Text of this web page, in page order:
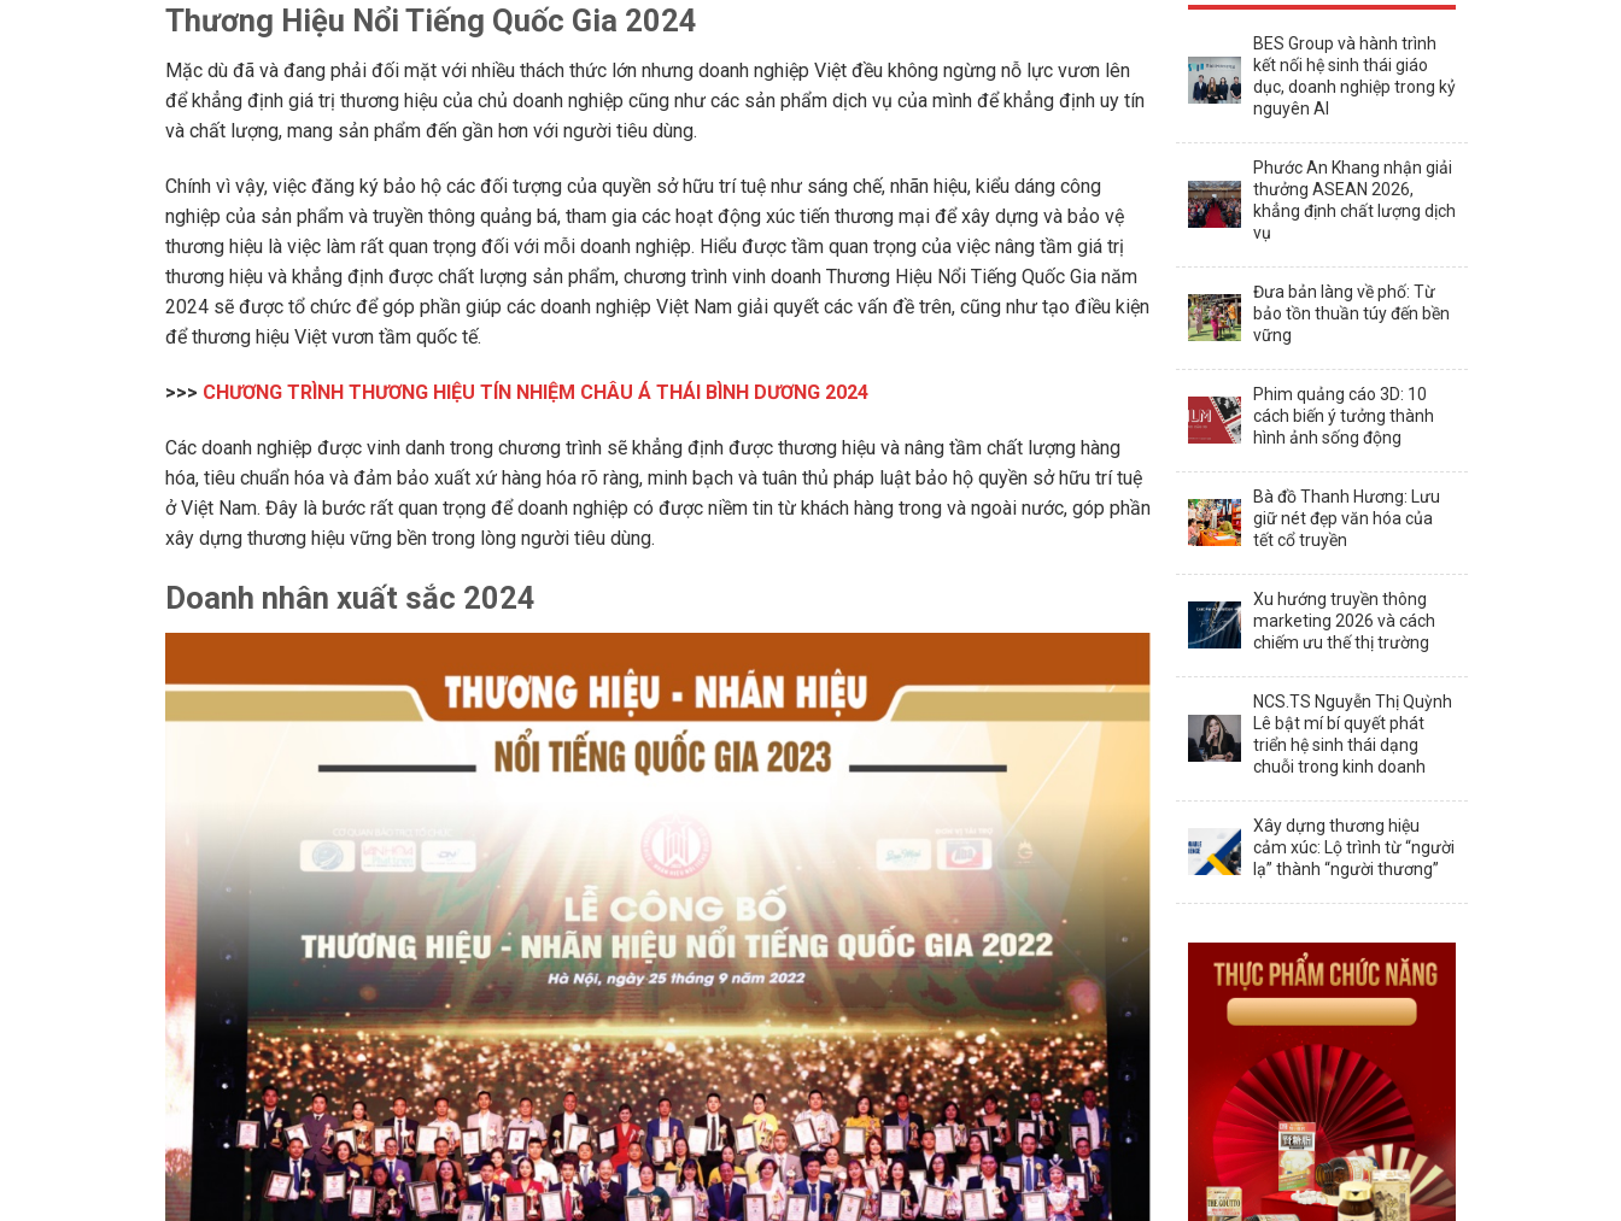
Thương Hiệu Nổi Tiếng Quốc Gia 2024
Mặc dù đã và đang phải đối mặt với nhiều thách thức lớn nhưng doanh nghiệp Việt đều không ngừng nỗ lực vươn lên
để khẳng định giá trị thương hiệu của chủ doanh nghiệp cũng như các sản phẩm dịch vụ của mình để khẳng định uy tín
và chất lượng, mang sản phẩm đến gần hơn với người tiêu dùng.
Chính vì vậy, việc đăng ký bảo hộ các đối tượng của quyền sở hữu trí tuệ như sáng chế, nhãn hiệu, kiểu dáng công
nghiệp của sản phẩm và truyền thông quảng bá, tham gia các hoạt động xúc tiến thương mại để xây dựng và bảo vệ
thương hiệu là việc làm rất quan trọng đối với mỗi doanh nghiệp. Hiểu được tầm quan trọng của việc nâng tầm giá trị
thương hiệu và khẳng định được chất lượng sản phẩm, chương trình vinh doanh Thương Hiệu Nổi Tiếng Quốc Gia năm
2024 sẽ được tổ chức để góp phần giúp các doanh nghiệp Việt Nam giải quyết các vấn đề trên, cũng như tạo điều kiện
để thương hiệu Việt vươn tầm quốc tế.
>>> CHƯƠNG TRÌNH THƯƠNG HIỆU TÍN NHIỆM CHÂU Á THÁI BÌNH DƯƠNG 2024
Các doanh nghiệp được vinh danh trong chương trình sẽ khẳng định được thương hiệu và nâng tầm chất lượng hàng
hóa, tiêu chuẩn hóa và đảm bảo xuất xứ hàng hóa rõ ràng, minh bạch và tuân thủ pháp luật bảo hộ quyền sở hữu trí tuệ
ở Việt Nam. Đây là bước rất quan trọng để doanh nghiệp có được niềm tin từ khách hàng trong và ngoài nước, góp phần
xây dựng thương hiệu vững bền trong lòng người tiêu dùng.
Doanh nhân xuất sắc 2024
BES Group và hành trình
kết nối hệ sinh thái giáo
dục, doanh nghiệp trong kỷ
nguyên AI
Phước An Khang nhận giải
thưởng ASEAN 2026,
khẳng định chất lượng dịch
vụ
Đưa bản làng về phố: Từ
bảo tồn thuần túy đến bền
vững
Phim quảng cáo 3D: 10
cách biến ý tưởng thành
hình ảnh sống động
Bà đồ Thanh Hương: Lưu
giữ nét đẹp văn hóa của
tết cổ truyền
Xu hướng truyền thông
marketing 2026 và cách
chiếm ưu thế thị trường
NCS.TS Nguyễn Thị Quỳnh
Lê bật mí bí quyết phát
triển hệ sinh thái dạng
chuỗi trong kinh doanh
Xây dựng thương hiệu
cảm xúc: Lộ trình từ “người
lạ” thành “người thương”